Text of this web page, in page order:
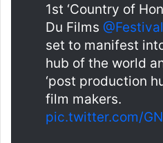
1st ‘Country of
Du Films
set to manifest
hub of the world
‘post production
film makers.
pic.twitter.com/